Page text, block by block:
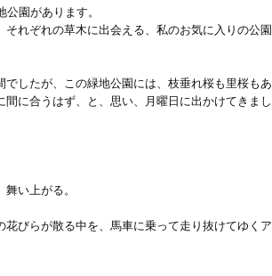
園があります。
れぞれの草木に出会える、私のお気に入りの公園
したが、この緑地公園には、枝垂れ桜も里桜もあ
に合うはず、と、思い、月曜日に出かけてきまし
い上がる。
びらが散る中を、馬車に乗って走り抜けてゆくア